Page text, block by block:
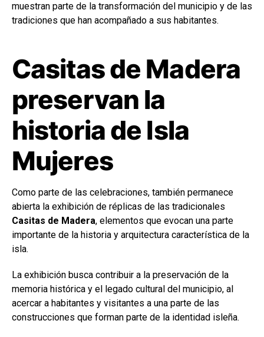
muestran parte de la transformación del municipio y de las
tradiciones que han acompañado a sus habitantes.
Casitas de Madera
preservan la
historia de Isla
Mujeres
Como parte de las celebraciones, también permanece
abierta la exhibición de réplicas de las tradicionales
Casitas de Madera, elementos que evocan una parte
importante de la historia y arquitectura característica de la
isla.
La exhibición busca contribuir a la preservación de la
memoria histórica y el legado cultural del municipio, al
acercar a habitantes y visitantes a una parte de las
construcciones que forman parte de la identidad isleña.